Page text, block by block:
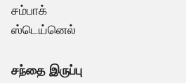
சம்பாக்
ஸ்டெய்னெல்
சந்தை இருப்பு